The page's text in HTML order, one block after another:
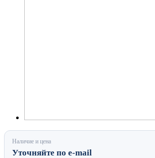
Наличие и цена
Уточняйте по e-mail